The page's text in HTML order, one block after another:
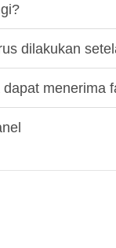
dilakukan
menerima